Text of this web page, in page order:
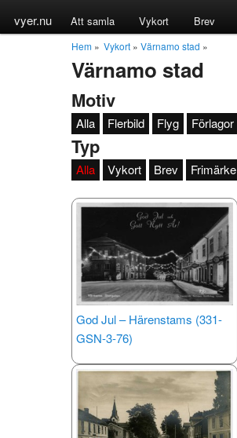
vyer.nu Att samla Vykort Brev
Hem » Vykort » Värnamo stad »
Värnamo stad
Motiv
Alla Flerbild Flyg Förlagor
Typ
Alla Vykort Brev Frimärke
God Jul – Härenstams (331-
GSN-3-76)